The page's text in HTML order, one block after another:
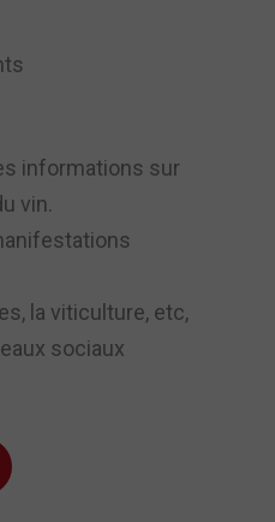
informations sur
vin.
la viticulture, etc,
sociaux